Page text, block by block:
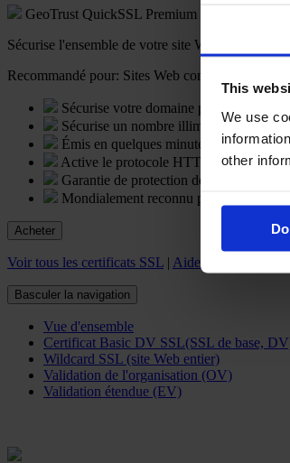
This
We use
other
GeoTrust QuickSSL Premium Wildcard
Sécurise l'ensemble de votre site Web, y
Recommandé pour: Sites Web commerciaux et
Sécurise votre domaine principal.
Sécurise un nombre illimité de sous-
Émis en quelques minutes.
Active le protocole HTTPS et affiche
Garantie de protection de500,000$.
Mondialement reconnu pour sa fiabilité.
Acheter
Voir tous les certificats SSL | Aidez-moi à choisir
Basculer la navigation
Vue d'ensemble
Certificat Basic DV SSL(SSL de base,
Wildcard SSL (site Web entier)
Validation de l'organisation (OV)
Validation étendue (EV)